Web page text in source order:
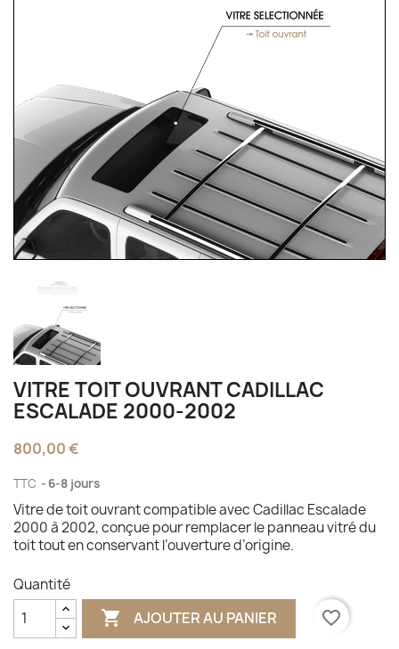
VITRE TOIT OUVRANT CADILLAC
ESCALADE 2000-2002
800,00 €
TTC 6-8 jours
Vitre de toit ouvrant compatible avec Cadillac Escalade
2000 à 2002, conçue pour remplacer le panneau vitré du
toit tout en conservant l’ouverture d’origine.
Quantité
 AJOUTER AU PANIER favorite_border